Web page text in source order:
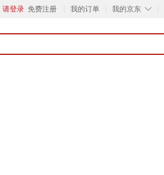
请登录 免费注册 我的订单 ◇
我的京东